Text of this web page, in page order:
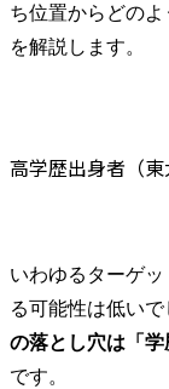
ち位置からどの
を解説します。
高学歴出身者（東
いわゆるターゲ
る可能性は低いで
の落とし穴は「
です。